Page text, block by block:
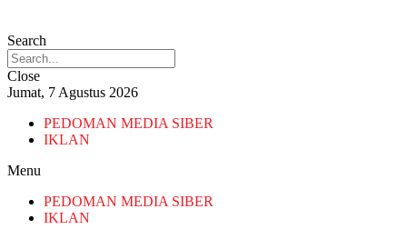
Search
Close
Jumat, 7 Agustus 2026
PEDOMAN MEDIA SIBER
IKLAN
Menu
PEDOMAN MEDIA SIBER
IKLAN